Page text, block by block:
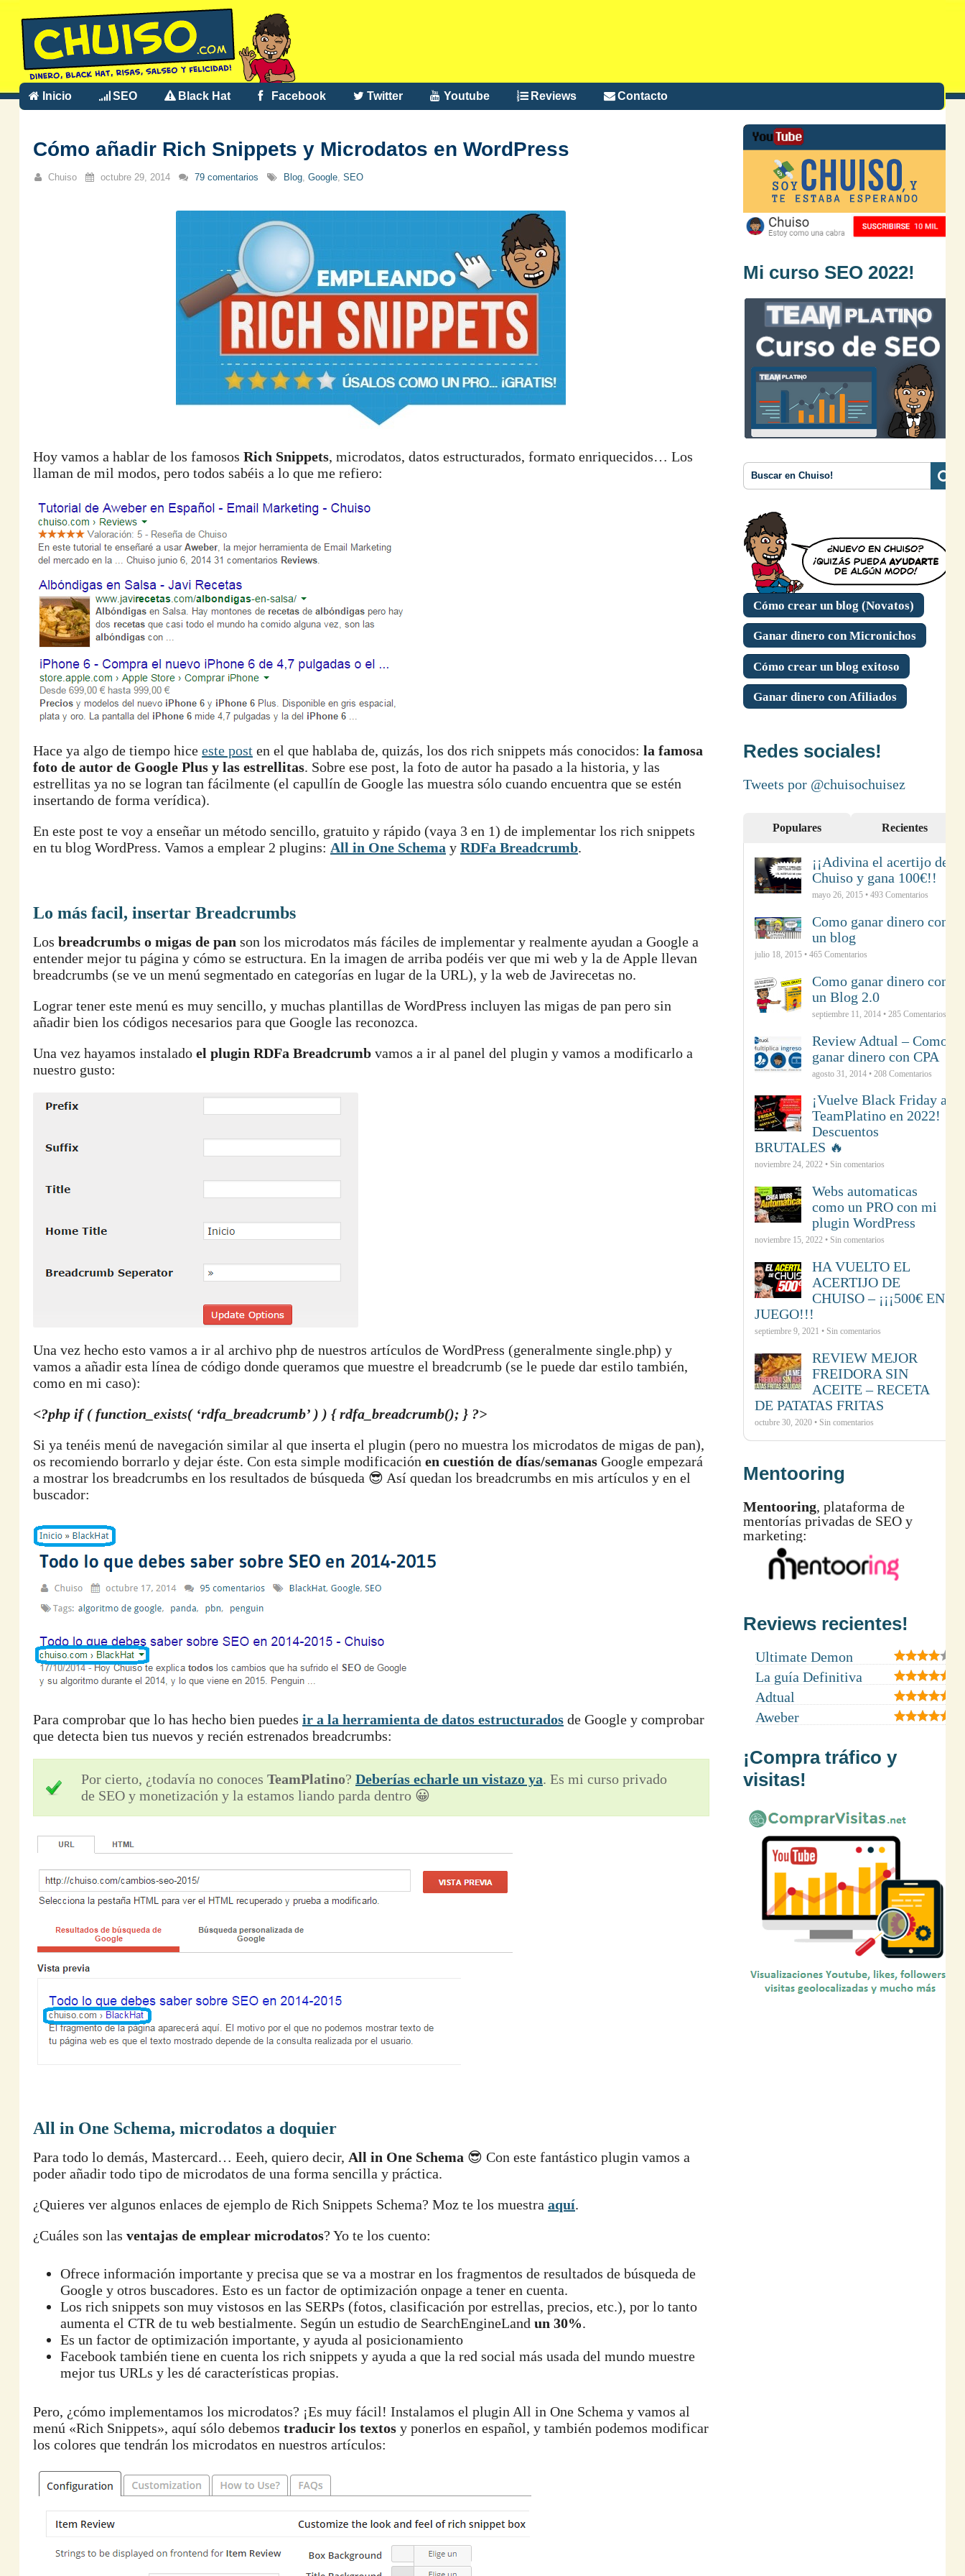
Inicio SEO Black Hat Facebook Twitter Youtube Reviews Contacto
Cómo añadir Rich Snippets y Microdatos en WordPress
Chuiso octubre 29, 2014 79 comentarios Blog, Google, SEO
Hoy vamos a hablar de los famosos Rich Snippets, microdatos, datos estructurados, formato enriquecidos… Los
llaman de mil modos, pero todos sabéis a lo que me refiero:
Hace ya algo de tiempo hice este post en el que hablaba de, quizás, los dos rich snippets más conocidos: la famosa
foto de autor de Google Plus y las estrellitas. Sobre ese post, la foto de autor ha pasado a la historia, y las
estrellitas ya no se logran tan fácilmente (el capullín de Google las muestra sólo cuando encuentra que se estén
insertando de forma verídica).
En este post te voy a enseñar un método sencillo, gratuito y rápido (vaya 3 en 1) de implementar los rich snippets
en tu blog WordPress. Vamos a emplear 2 plugins: All in One Schema y RDFa Breadcrumb.
Lo más facil, insertar Breadcrumbs
Los breadcrumbs o migas de pan son los microdatos más fáciles de implementar y realmente ayudan a Google a
entender mejor tu página y cómo se estructura. En la imagen de arriba podéis ver que mi web y la de Apple llevan
breadcrumbs (se ve un menú segmentado en categorías en lugar de la URL), y la web de Javirecetas no.
Lograr tener este menú es muy sencillo, y muchas plantillas de WordPress incluyen las migas de pan pero sin
añadir bien los códigos necesarios para que Google las reconozca.
Una vez hayamos instalado el plugin RDFa Breadcrumb vamos a ir al panel del plugin y vamos a modificarlo a
nuestro gusto:
Una vez hecho esto vamos a ir al archivo php de nuestros artículos de WordPress (generalmente single.php) y
vamos a añadir esta línea de código donde queramos que muestre el breadcrumb (se le puede dar estilo también,
como en mi caso):
<?php if ( function_exists( ‘rdfa_breadcrumb’ ) ) { rdfa_breadcrumb(); } ?>
Si ya tenéis menú de navegación similar al que inserta el plugin (pero no muestra los microdatos de migas de pan),
os recomiendo borrarlo y dejar éste. Con esta simple modificación en cuestión de días/semanas Google empezará
a mostrar los breadcrumbs en los resultados de búsqueda 😎 Así quedan los breadcrumbs en mis artículos y en el
buscador:
Para comprobar que lo has hecho bien puedes ir a la herramienta de datos estructurados de Google y comprobar
que detecta bien tus nuevos y recién estrenados breadcrumbs:
Por cierto, ¿todavía no conoces TeamPlatino? Deberías echarle un vistazo ya. Es mi curso privado
de SEO y monetización y la estamos liando parda dentro 😀
All in One Schema, microdatos a doquier
Para todo lo demás, Mastercard… Eeeh, quiero decir, All in One Schema 😎 Con este fantástico plugin vamos a
poder añadir todo tipo de microdatos de una forma sencilla y práctica.
¿Quieres ver algunos enlaces de ejemplo de Rich Snippets Schema? Moz te los muestra aquí.
¿Cuáles son las ventajas de emplear microdatos? Yo te los cuento:
Ofrece información importante y precisa que se va a mostrar en los fragmentos de resultados de búsqueda de
Google y otros buscadores. Esto es un factor de optimización onpage a tener en cuenta.
Los rich snippets son muy vistosos en las SERPs (fotos, clasificación por estrellas, precios, etc.), por lo tanto
aumenta el CTR de tu web bestialmente. Según un estudio de SearchEngineLand un 30%.
Es un factor de optimización importante, y ayuda al posicionamiento
Facebook también tiene en cuenta los rich snippets y ayuda a que la red social más usada del mundo muestre
mejor tus URLs y les dé características propias.
Pero, ¿cómo implementamos los microdatos? ¡Es muy fácil! Instalamos el plugin All in One Schema y vamos al
menú «Rich Snippets», aquí sólo debemos traducir los textos y ponerlos en español, y también podemos modificar
los colores que tendrán los microdatos en nuestros artículos:
Mi curso SEO 2022!
Cómo crear un blog (Novatos)
Ganar dinero con Micronichos
Cómo crear un blog exitoso
Ganar dinero con Afiliados
Redes sociales!
Tweets por @chuisochuisez
Populares Recientes
¡¡Adivina el acertijo de
Chuiso y gana 100€!!
mayo 26, 2015 • 493Comentarios
Como ganar dinero con
un blog
julio 18, 2015 • 465Comentarios
Como ganar dinero con
un Blog 2.0
septiembre 11, 2014 • 285Comentarios
Review Adtual – Como
ganar dinero con CPA
agosto 31, 2014 • 208Comentarios
¡Vuelve Black Friday a
TeamPlatino en 2022!
Descuentos
BRUTALES 🔥
noviembre 24, 2022 • Sin comentarios
Webs automaticas
como un PRO con mi
plugin WordPress
noviembre 15, 2022 • Sin comentarios
HA VUELTO EL
ACERTIJO DE
CHUISO – ¡¡¡500€ EN
JUEGO!!!
septiembre 9, 2021 • Sin comentarios
REVIEW MEJOR
FREIDORA SIN
ACEITE – RECETA
DE PATATAS FRITAS
octubre 30, 2020 • Sin comentarios
Mentooring
Mentooring, plataforma de
mentorías privadas de SEO y
marketing:
Reviews recientes!
Ultimate Demon
La guía Definitiva
Adtual
Aweber
¡Compra tráfico y
visitas!